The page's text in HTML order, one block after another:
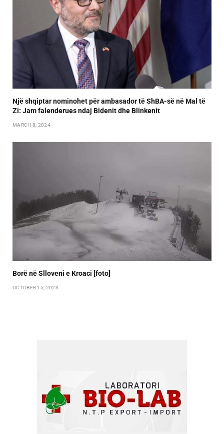
Një shqiptar nominohet për ambasador të ShBA-së në Mal të
Zi: Jam falenderues ndaj Bidenit dhe Blinkenit
MARCH 8, 2024
Borë në Slloveni e Kroaci [foto]
OCTOBER 15, 2023